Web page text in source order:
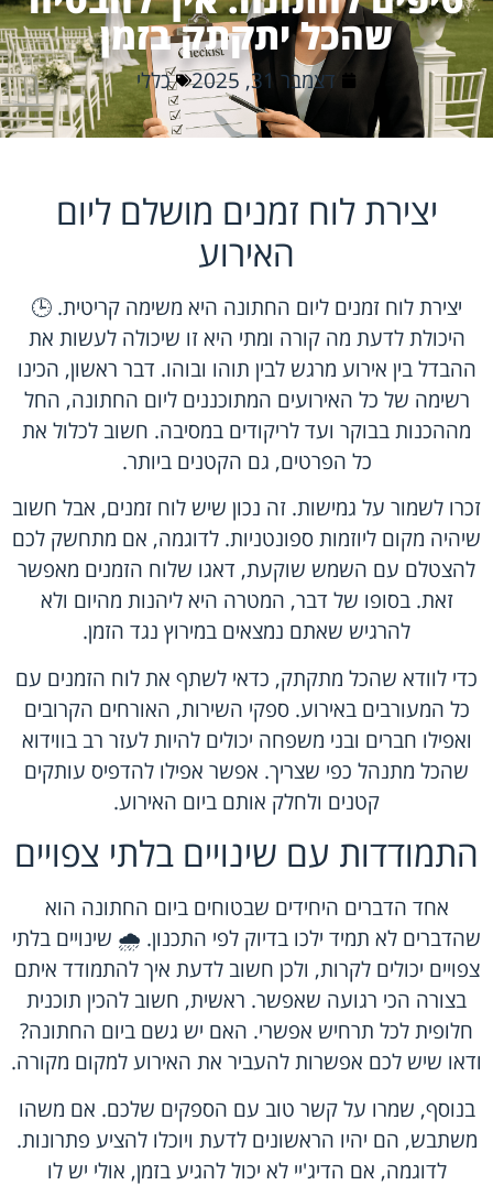
שהכל יתקתק בזמן
דצמבר 31, 2025 כללי
יצירת לוח זמנים מושלם ליום
האירוע
יצירת לוח זמנים ליום החתונה היא משימה קריטית. 🕒
היכולת לדעת מה קורה ומתי היא זו שיכולה לעשות את
ההבדל בין אירוע מרגש לבין תוהו ובוהו. דבר ראשון, הכינו
רשימה של כל האירועים המתוכננים ליום החתונה, החל
מההכנות בבוקר ועד לריקודים במסיבה. חשוב לכלול את
כל הפרטים, גם הקטנים ביותר.
זכרו לשמור על גמישות. זה נכון שיש לוח זמנים, אבל חשוב
שיהיה מקום ליוזמות ספונטניות. לדוגמה, אם מתחשק לכם
להצטלם עם השמש שוקעת, דאגו שלוח הזמנים מאפשר
זאת. בסופו של דבר, המטרה היא ליהנות מהיום ולא
להרגיש שאתם נמצאים במירוץ נגד הזמן.
כדי לוודא שהכל מתקתק, כדאי לשתף את לוח הזמנים עם
כל המעורבים באירוע. ספקי השירות, האורחים הקרובים
ואפילו חברים ובני משפחה יכולים להיות לעזר רב בווידוא
שהכל מתנהל כפי שצריך. אפשר אפילו להדפיס עותקים
קטנים ולחלק אותם ביום האירוע.
התמודדות עם שינויים בלתי צפויים
אחד הדברים היחידים שבטוחים ביום החתונה הוא
שהדברים לא תמיד ילכו בדיוק לפי התכנון. 🌧️ שינויים בלתי
צפויים יכולים לקרות, ולכן חשוב לדעת איך להתמודד איתם
בצורה הכי רגועה שאפשר. ראשית, חשוב להכין תוכנית
חלופית לכל תרחיש אפשרי. האם יש גשם ביום החתונה?
ודאו שיש לכם אפשרות להעביר את האירוע למקום מקורה.
בנוסף, שמרו על קשר טוב עם הספקים שלכם. אם משהו
משתבש, הם יהיו הראשונים לדעת ויוכלו להציע פתרונות.
לדוגמה, אם הדיג'יי לא יכול להגיע בזמן, אולי יש לו